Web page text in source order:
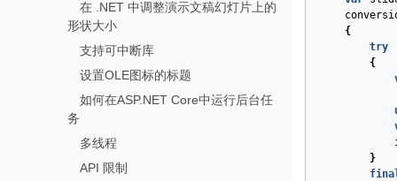
在 .NET 中调整演示文稿幻灯片上的
形状大小
支持可中断库
设置OLE图标的标题
如何在ASP.NET Core中运行后台任
务
多线程
API 限制
{
try
{
}